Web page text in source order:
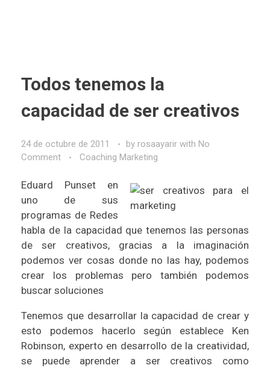
Todos tenemos la
capacidad de ser creativos
24 de octubre de 2011 by rosaayarir with No
Comment
Coaching Marketing
Eduard Punset en
uno de sus
programas de Redes
habla de la capacidad que tenemos las personas
de ser creativos, gracias a la imaginación
podemos ver cosas donde no las hay, podemos
crear los problemas pero también podemos
buscar soluciones
Tenemos que desarrollar la capacidad de crear y
esto podemos hacerlo según establece Ken
Robinson, experto en desarrollo de la creatividad,
se puede aprender a ser creativos como